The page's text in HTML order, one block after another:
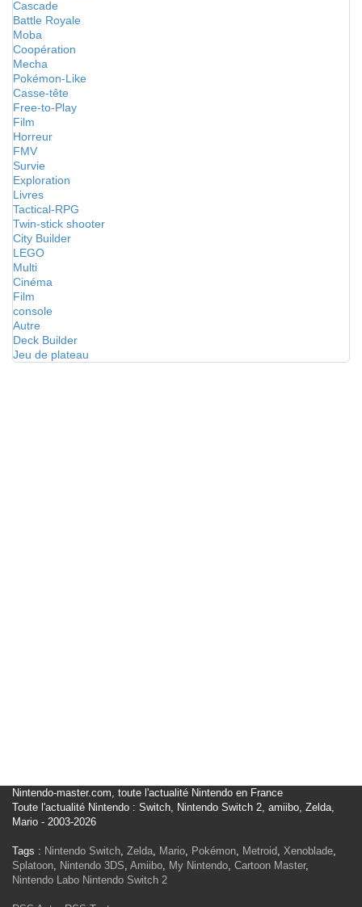
Cascade
Battle Royale
Moba
Coopération
Mecha
Pokémon-Like
Casse-tête
Free-to-Play
Film
Horreur
FMV
Survie
Exploration
Livres
Tactical-RPG
Twin-stick shooter
City Builder
LEGO
Multi
Cinéma
Film
console
Autre
Deck Builder
Jeu de plateau
Nintendo-master.com, toute l'actualité Nintendo en France
Toute l'actualité Nintendo : Switch, Nintendo Switch 2, amiibo, Zelda,
Mario - 2003-2026
Tags : Nintendo Switch, Zelda, Mario, Pokémon, Metroid, Xenoblade,
Splatoon, Nintendo 3DS, Amiibo, My Nintendo, Cartoon Master,
Nintendo Labo Nintendo Switch 2